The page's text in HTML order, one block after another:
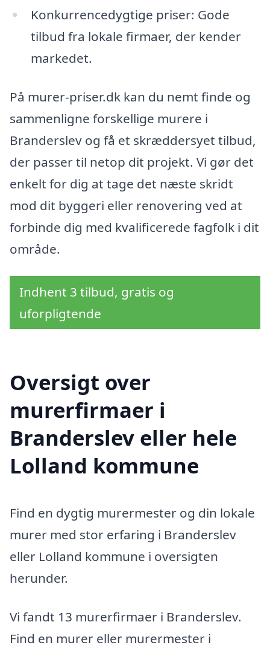
Konkurrencedygtige priser: Gode
tilbud fra lokale firmaer, der kender
markedet.
På murer-priser.dk kan du nemt finde og
sammenligne forskellige murere i
Branderslev og få et skræddersyet tilbud,
der passer til netop dit projekt. Vi gør det
enkelt for dig at tage det næste skridt
mod dit byggeri eller renovering ved at
forbinde dig med kvalificerede fagfolk i dit
område.
Indhent 3 tilbud, gratis og
uforpligtende
Oversigt over
murerfirmaer i
Branderslev eller hele
Lolland kommune
Find en dygtig murermester og din lokale
murer med stor erfaring i Branderslev
eller Lolland kommune i oversigten
herunder.
Vi fandt 13 murerfirmaer i Branderslev.
Find en murer eller murermester i